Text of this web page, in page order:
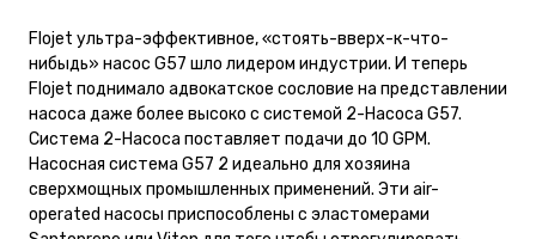
Flojet ультра-эффективное, «стоять-вверх-к-что-
нибыдь» насос G57 шло лидером индустрии. И теперь
Flojet поднимало адвокатское сословие на представлении
насоса даже более высоко с системой 2-Насоса G57.
Система 2-Насоса поставляет подачи до 10 GPM.
Насосная система G57 2 идеально для хозяина
сверхмощных промышленных применений. Эти air-
operated насосы приспособлены с эластомерами